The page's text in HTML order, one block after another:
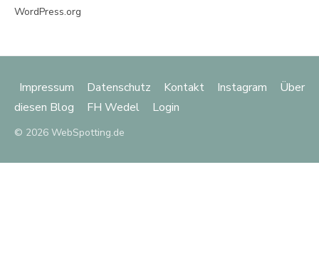
WordPress.org
Impressum Datenschutz Kontakt Instagram
Über
diesen Blog
FH Wedel Login
© 2026 WebSpotting.de